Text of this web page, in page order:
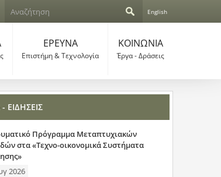
Φ
μ
α
α
ν
ζ
ή
τ
σ
η
English
ΕΡΕΥΝΑ
Επιστήμη & Τεχνολογία
ΚΟΙΝΩΝΙΑ
Έργα - Δράσεις
ΕΙΔΗΣΕΙΣ
Πρόγραμμα Μεταπτυχιακών
στα «Τεχνο-οικονομικά Συστήματα
2026